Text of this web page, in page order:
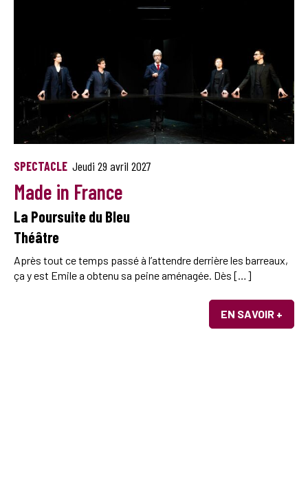
SPECTACLE Jeudi 29 avril 2027
Made in France
La Poursuite du Bleu
Théâtre
Après tout ce temps passé à l’attendre derrière les barreaux,
ça y est Emile a obtenu sa peine aménagée. Dès […]
EN SAVOIR +